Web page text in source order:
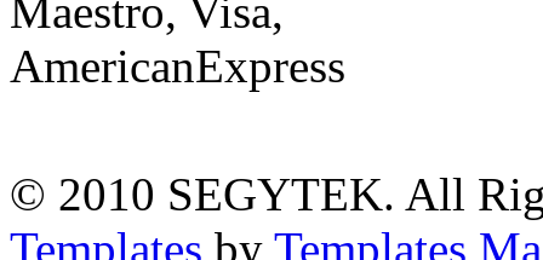
© 2010 SEGYTEK. All
Templates by Templates